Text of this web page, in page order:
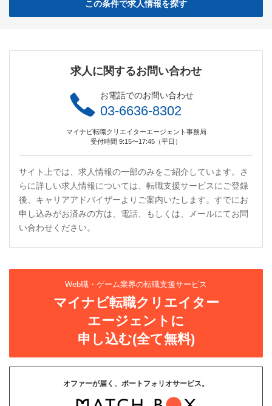
この条件で求人情報を探す
求人に関するお問い合わせ
お電話でのお問い合わせ
03-6636-8302
マイナビ転職クリエイターエージェント事務局
受付時間 9:15〜17:45（平日）
サイト上では、求人情報の一部のみをご紹介しています。さ
らに詳しい求人情報については、転職支援サービスにご登録
後、キャリアアドバイザーよりご案内いたします。すでにお
申し込みがお済みの方は、電話、もしくは、メールにてお問
い合わせください。
Web職・ゲーム業界の転職支援サービス
マイナビ転職クリエイター
エージェントに
申し込む(全て無料)
オファーが届く、ポートフォリオサービス。